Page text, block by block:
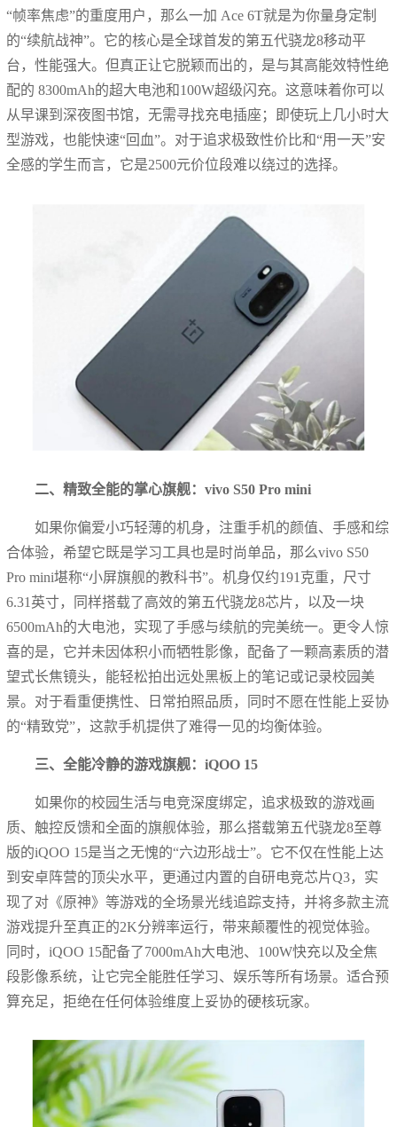
“帧率焦虑”的重度用户，那么一加 Ace 6T就是为你量身定制
的“续航战神”。它的核心是全球首发的第五代骁龙8移动平
台，性能强大。但真正让它脱颖而出的，是与其高能效特性绝
配的 8300mAh的超大电池和100W超级闪充。这意味着你可以
从早课到深夜图书馆，无需寻找充电插座；即使玩上几小时大
型游戏，也能快速“回血”。对于追求极致性价比和“用一天”安
全感的学生而言，它是2500元价位段难以绕过的选择。
二、精致全能的掌心旗舰：vivo S50 Pro mini
如果你偏爱小巧轻薄的机身，注重手机的颜值、手感和综
合体验，希望它既是学习工具也是时尚单品，那么vivo S50
Pro mini堪称“小屏旗舰的教科书”。机身仅约191克重，尺寸
6.31英寸，同样搭载了高效的第五代骁龙8芯片，以及一块
6500mAh的大电池，实现了手感与续航的完美统一。更令人惊
喜的是，它并未因体积小而牺牲影像，配备了一颗高素质的潜
望式长焦镜头，能轻松拍出远处黑板上的笔记或记录校园美
景。对于看重便携性、日常拍照品质，同时不愿在性能上妥协
的“精致党”，这款手机提供了难得一见的均衡体验。
三、全能冷静的游戏旗舰：iQOO 15
如果你的校园生活与电竞深度绑定，追求极致的游戏画
质、触控反馈和全面的旗舰体验，那么搭载第五代骁龙8至尊
版的iQOO 15是当之无愧的“六边形战士”。它不仅在性能上达
到安卓阵营的顶尖水平，更通过内置的自研电竞芯片Q3，实
现了对《原神》等游戏的全场景光线追踪支持，并将多款主流
游戏提升至真正的2K分辨率运行，带来颠覆性的视觉体验。
同时，iQOO 15配备了7000mAh大电池、100W快充以及全焦
段影像系统，让它完全能胜任学习、娱乐等所有场景。适合预
算充足，拒绝在任何体验维度上妥协的硬核玩家。